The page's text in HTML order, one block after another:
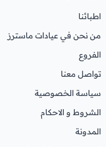
اطبائنا
من نحن في عيادات ماسترز
الفروع
تواصل معنا
سياسة الخصوصية
الشروط و الاحكام
المدونة